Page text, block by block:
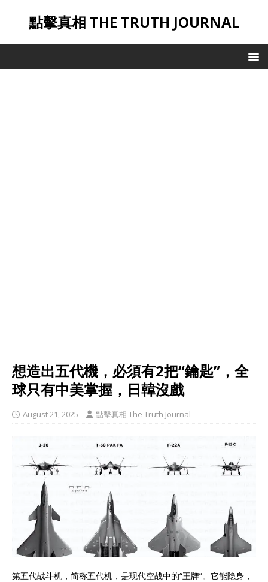
點擊真相 THE TRUTH JOURNAL
想造出五代機，必須有2把“鑰匙”，全
球只有中美掌握，日韓沒戲
August 21, 2025 點擊真相 The Truth Journal
第五代战斗机，简称五代机，是现代空战中的“王牌”。它能隐身，